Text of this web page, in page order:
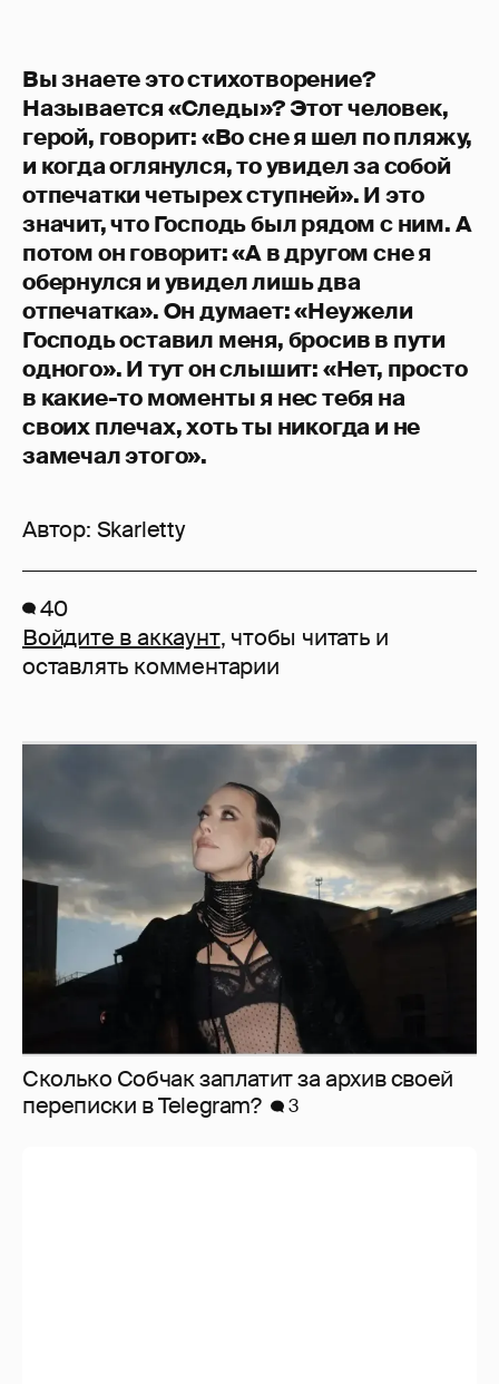
Вы знаете это стихотворение?
Называется «Следы»? Этот человек,
герой, говорит: «Во сне я шел по пляжу,
и когда оглянулся, то увидел за собой
отпечатки четырех ступней». И это
значит, что Господь был рядом с ним. А
потом он говорит: «А в другом сне я
обернулся и увидел лишь два
отпечатка». Он думает: «Неужели
Господь оставил меня, бросив в пути
одного». И тут он слышит: «Нет, просто
в какие-то моменты я нес тебя на
своих плечах, хоть ты никогда и не
замечал этого».
Автор: Skarletty
40
Войдите в аккаунт, чтобы читать и
оставлять комментарии
Сколько Собчак заплатит за архив своей
перeписки в Telegram?
3